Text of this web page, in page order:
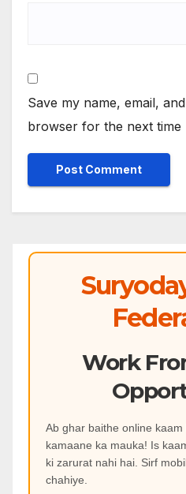
Save my name, email,
browser for the next time
Work
Ab ghar baithe online
kamaane ka mauka! Is
ki zarurat nahi hai. Sirf
chahiye.